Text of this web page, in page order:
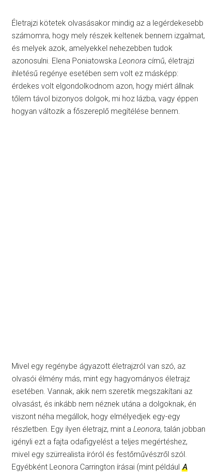
Életrajzi kötetek olvasásakor mindig az a legérdekesebb
számomra, hogy mely részek keltenek bennem izgalmat,
és melyek azok, amelyekkel nehezebben tudok
azonosulni. Elena Poniatowska Leonora című, életrajzi
ihletésű regénye esetében sem volt ez másképp:
érdekes volt elgondolkodnom azon, hogy miért állnak
tőlem távol bizonyos dolgok, mi hoz lázba, vagy éppen
hogyan változik a főszereplő megítélése bennem.
Mivel egy regénybe ágyazott életrajzról van szó, az
olvasói élmény más, mint egy hagyományos életrajz
esetében. Vannak, akik nem szeretik megszakítani az
olvasást, és inkább nem néznek utána a dolgoknak, én
viszont néha megállok, hogy elmélyedjek egy-egy
részletben. Egy ilyen életrajz, mint a Leonora, talán jobban
igényli ezt a fajta odafigyelést a teljes megértéshez,
mivel egy szürrealista íróról és festőművészről szól.
Egyébként Leonora Carrington írásai (mint például A